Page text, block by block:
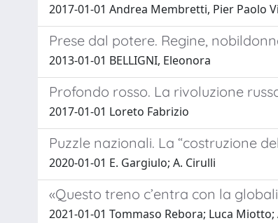
2017-01-01 Andrea Membretti, Pier Paolo
Prese dal potere. Regine,
2013-01-01 BELLIGNI, Eleonora
Profondo rosso. La rivoluzione
2017-01-01 Loreto Fabrizio
Puzzle nazionali. La “costruzione
2020-01-01 E. Gargiulo; A. Cirulli
«Questo treno c’entra con la
2021-01-01 Tommaso Rebora; Luca